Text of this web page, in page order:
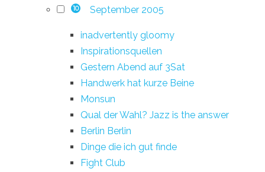
10 September 2005
inadvertently gloomy
Inspirationsquellen
Gestern Abend auf 3Sat
Handwerk hat kurze Beine
Monsun
Qual der Wahl? Jazz is the answer
Berlin Berlin
Dinge die ich gut finde
Fight Club